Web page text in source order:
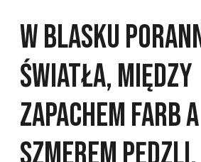
W blasku
światła, między
zapachem farb a